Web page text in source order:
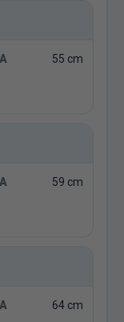
55 cm
59 cm
64 cm